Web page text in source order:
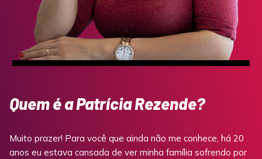
Quem é a Patrícia Rezende?
Muito prazer! Para você que ainda não me conhece, há 20
anos eu estava cansada de ver minha família sofrendo por